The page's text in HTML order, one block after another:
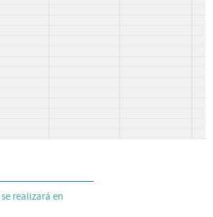
se realizará en